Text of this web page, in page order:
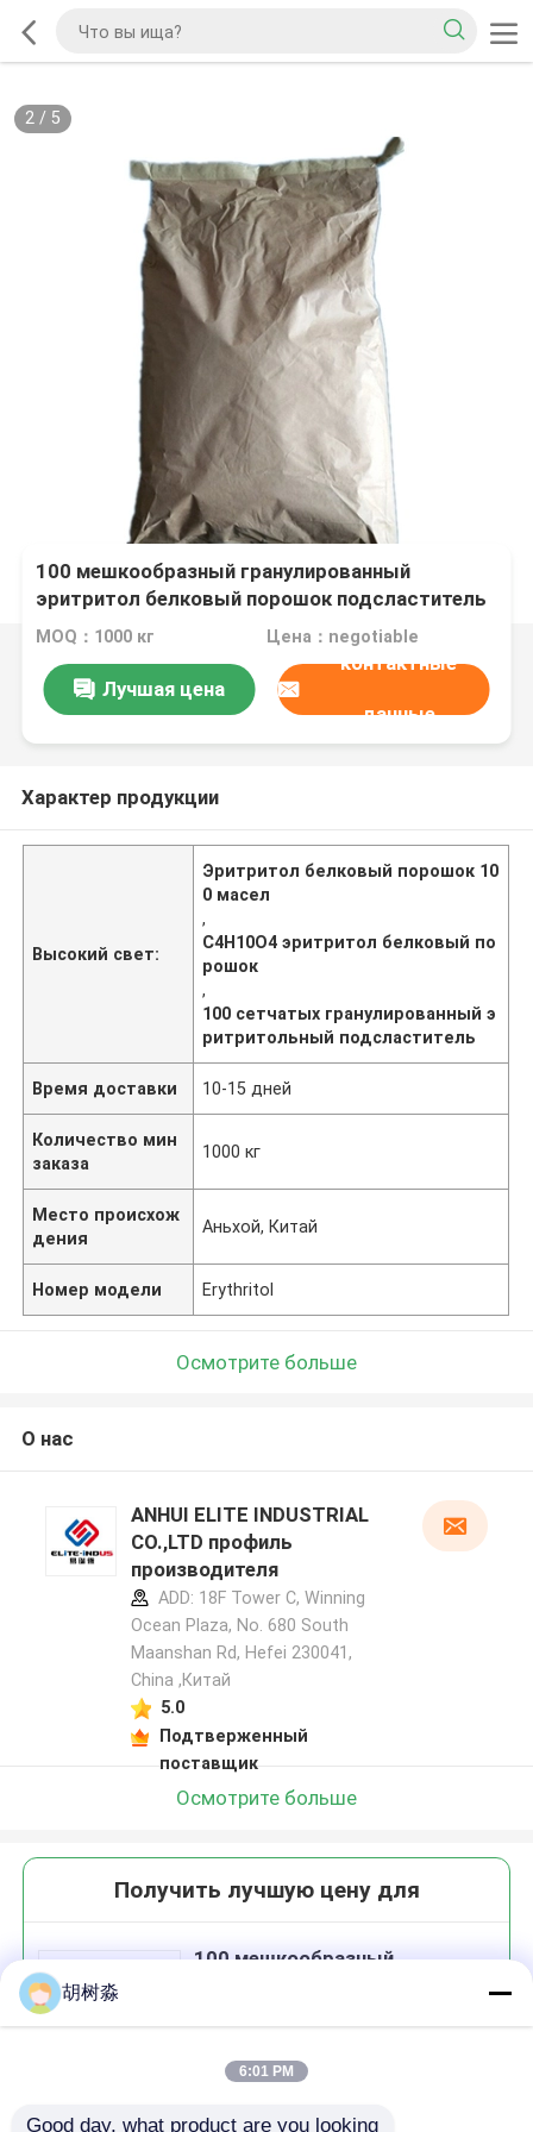
2/ 5
100 мешкообразный гранулированный
эритритол белковый порошок подсластитель
MOQ：1000 кг Цена：negotiable
Лучшая цена
контактные
данные
Характер продукции
Высокий свет:
Эритритол белковый порошок 10
0 масел
,
C4H10O4 эритритол белковый по
рошок
,
100 сетчатых гранулированный э
ритритольный подсластитель
Время доставки 10-15 дней
Количество мин
заказа
1000 кг
Место происхож
дения
Аньхой, Китай
Номер модели Erythritol
Осмотрите больше
О нас
ANHUI ELITE INDUSTRIAL
CO.,LTD профиль
производителя
ADD: 18F Tower C, Winning
Ocean Plaza, No. 680 South
Maanshan Rd, Hefei 230041,
China ,Китай
5.0
Подтверженный
поставщик
Осмотрите больше
Получить лучшую цену для
100 мешкообразный
胡树淼
6:01 PM
Good day, what product are you looking